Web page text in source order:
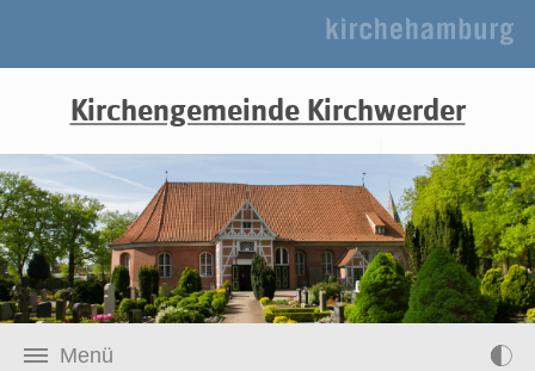
Kirchengemeinde Kirchwerder
Menü